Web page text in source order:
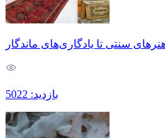
سنتی تا یادگاری‌های ماندگار
بازدید: 5022